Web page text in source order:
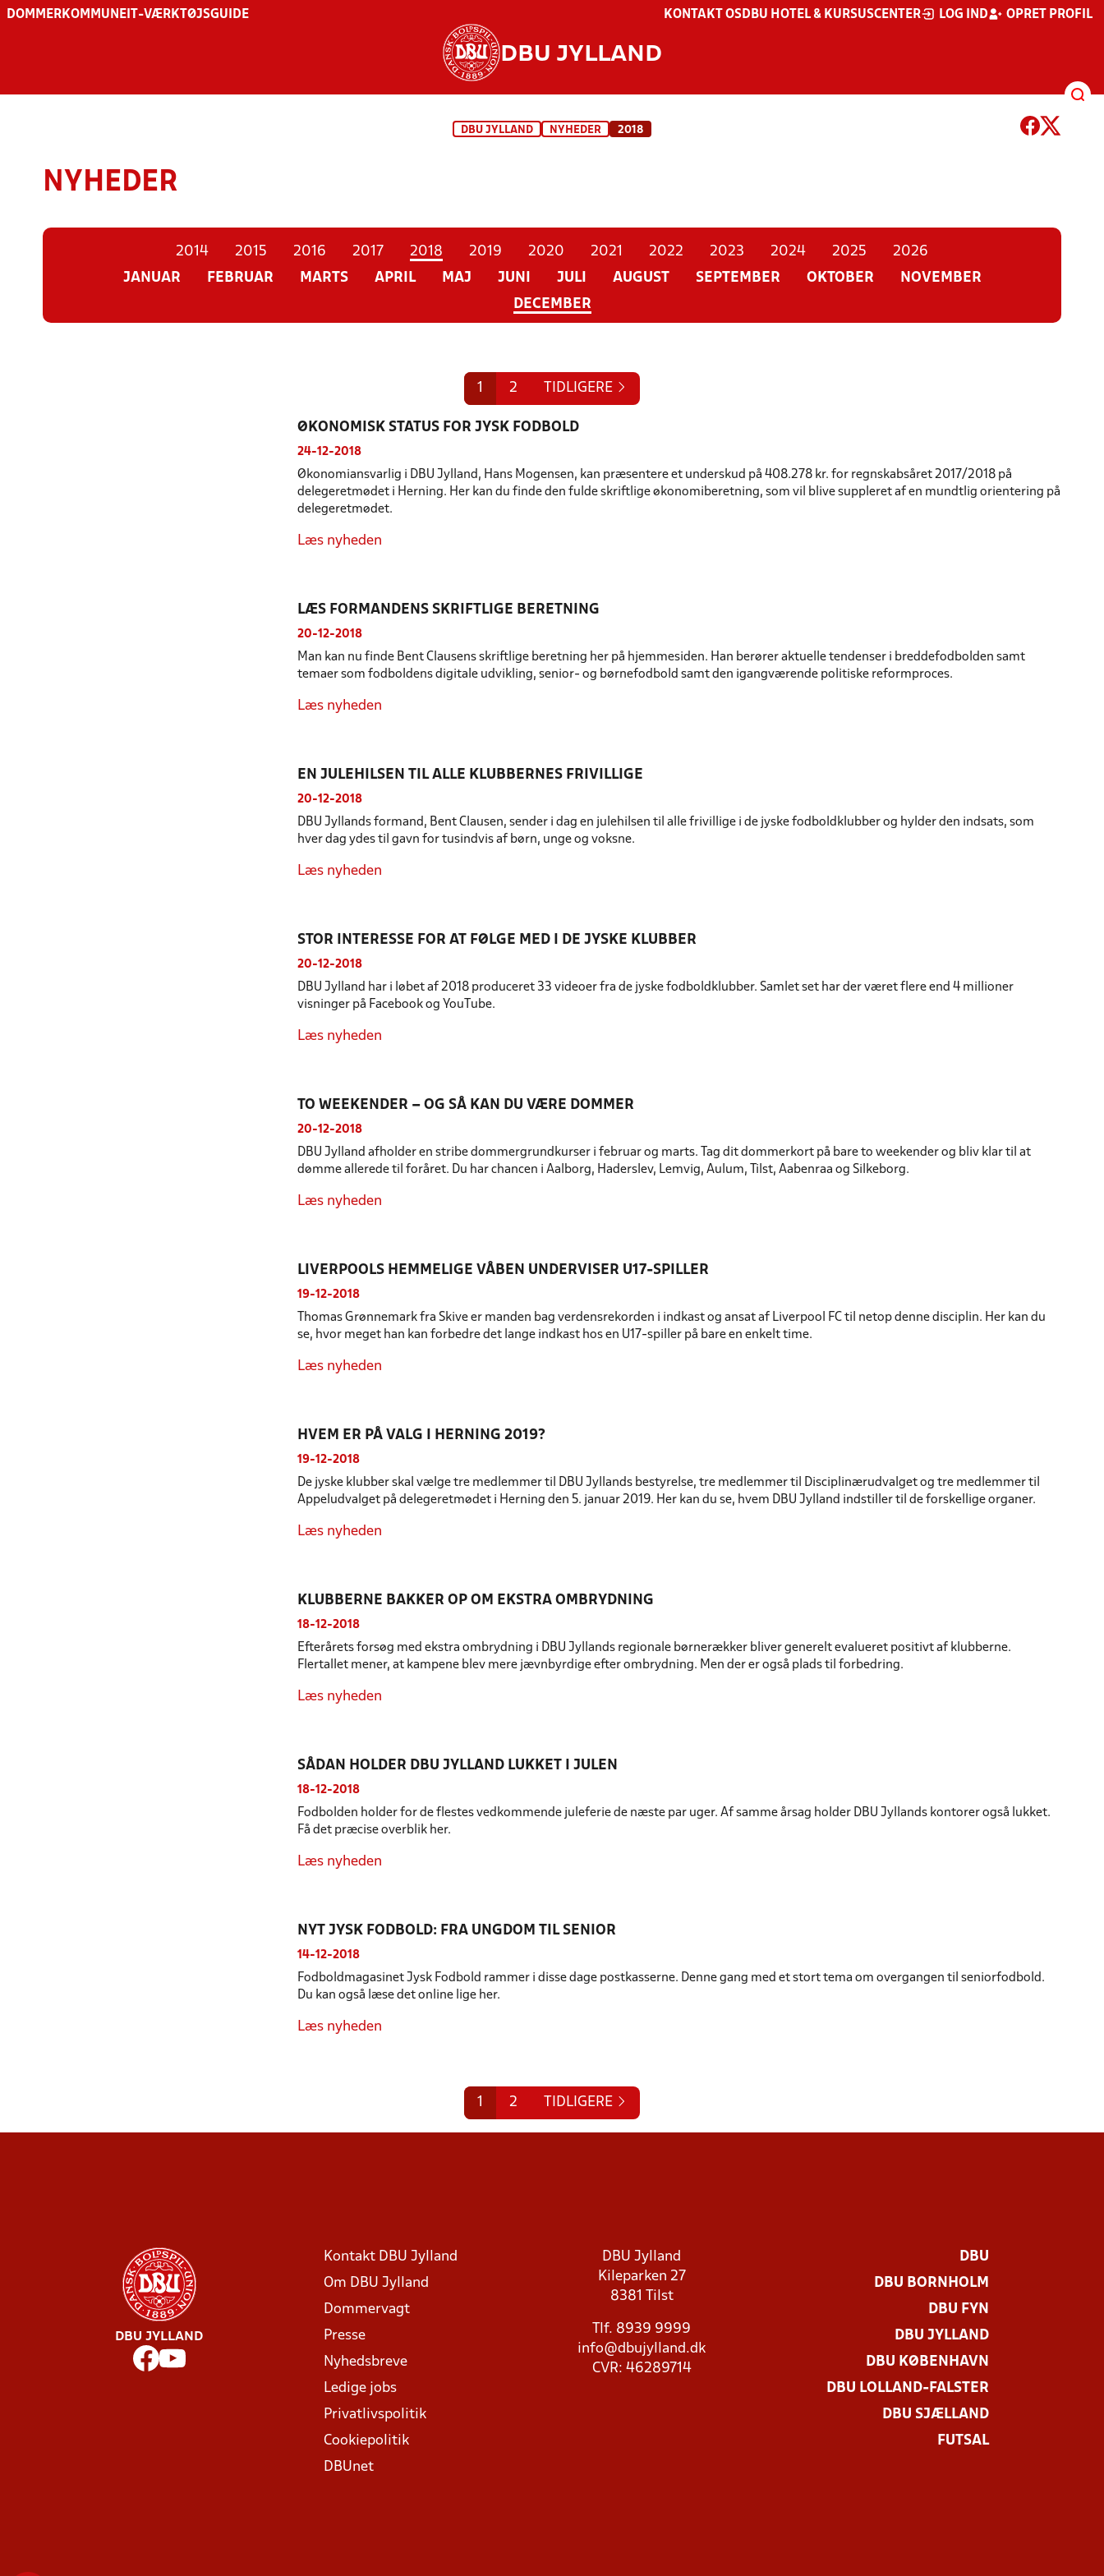
DOMMER KOMMUNE IT-VÆRKTØJSGUIDE KONTAKT OS DBU HOTEL & KURSUSCENTER LOG IND OPRET PROFIL
DBU JYLLAND
DBU JYLLAND NYHEDER 2018
NYHEDER
2014 2015 2016 2017 2018 2019 2020 2021 2022 2023 2024 2025
2026
JANUAR
FEBRUAR MARTS APRIL MAJ JUNI JULI AUGUST SEPTEMBER OKTOBER
NOVEMBER
DECEMBER
1 2 TIDLIGERE
ØKONOMISK STATUS FOR JYSK FODBOLD
24-12-2018
Økonomiansvarlig i DBU Jylland, Hans Mogensen, kan præsentere et underskud på 408.278 kr. for regnskabsåret 2017/2018 på
delegeretmødet i Herning. Her kan du finde den fulde skriftlige økonomiberetning, som vil blive suppleret af en mundtlig orientering på
delegeretmødet.
Læs nyheden
LÆS FORMANDENS SKRIFTLIGE BERETNING
20-12-2018
Man kan nu finde Bent Clausens skriftlige beretning her på hjemmesiden. Han berører aktuelle tendenser i breddefodbolden samt
temaer som fodboldens digitale udvikling, senior- og børnefodbold samt den igangværende politiske reformproces.
Læs nyheden
EN JULEHILSEN TIL ALLE KLUBBERNES FRIVILLIGE
20-12-2018
DBU Jyllands formand, Bent Clausen, sender i dag en julehilsen til alle frivillige i de jyske fodboldklubber og hylder den indsats, som
hver dag ydes til gavn for tusindvis af børn, unge og voksne.
Læs nyheden
STOR INTERESSE FOR AT FØLGE MED I DE JYSKE KLUBBER
20-12-2018
DBU Jylland har i løbet af 2018 produceret 33 videoer fra de jyske fodboldklubber. Samlet set har der været flere end 4 millioner
visninger på Facebook og YouTube.
Læs nyheden
TO WEEKENDER – OG SÅ KAN DU VÆRE DOMMER
20-12-2018
DBU Jylland afholder en stribe dommergrundkurser i februar og marts. Tag dit dommerkort på bare to weekender og bliv klar til at
dømme allerede til foråret. Du har chancen i Aalborg, Haderslev, Lemvig, Aulum, Tilst, Aabenraa og Silkeborg.
Læs nyheden
LIVERPOOLS HEMMELIGE VÅBEN UNDERVISER U17-SPILLER
19-12-2018
Thomas Grønnemark fra Skive er manden bag verdensrekorden i indkast og ansat af Liverpool FC til netop denne disciplin. Her kan du
se, hvor meget han kan forbedre det lange indkast hos en U17-spiller på bare en enkelt time.
Læs nyheden
HVEM ER PÅ VALG I HERNING 2019?
19-12-2018
De jyske klubber skal vælge tre medlemmer til DBU Jyllands bestyrelse, tre medlemmer til Disciplinærudvalget og tre medlemmer til
Appeludvalget på delegeretmødet i Herning den 5. januar 2019. Her kan du se, hvem DBU Jylland indstiller til de forskellige organer.
Læs nyheden
KLUBBERNE BAKKER OP OM EKSTRA OMBRYDNING
18-12-2018
Efterårets forsøg med ekstra ombrydning i DBU Jyllands regionale børnerækker bliver generelt evalueret positivt af klubberne.
Flertallet mener, at kampene blev mere jævnbyrdige efter ombrydning. Men der er også plads til forbedring.
Læs nyheden
SÅDAN HOLDER DBU JYLLAND LUKKET I JULEN
18-12-2018
Fodbolden holder for de flestes vedkommende juleferie de næste par uger. Af samme årsag holder DBU Jyllands kontorer også lukket.
Få det præcise overblik her.
Læs nyheden
NYT JYSK FODBOLD: FRA UNGDOM TIL SENIOR
14-12-2018
Fodboldmagasinet Jysk Fodbold rammer i disse dage postkasserne. Denne gang med et stort tema om overgangen til seniorfodbold.
Du kan også læse det online lige her.
Læs nyheden
1 2 TIDLIGERE
DBU JYLLAND
Kontakt DBU Jylland
Om DBU Jylland
Dommervagt
Presse
Nyhedsbreve
Ledige jobs
Privatlivspolitik
Cookiepolitik
DBUnet
DBU Jylland
Kileparken 27
8381 Tilst
Tlf. 8939 9999
info@dbujylland.dk
CVR: 46289714
DBU
DBU BORNHOLM
DBU FYN
DBU JYLLAND
DBU KØBENHAVN
DBU LOLLAND-FALSTER
DBU SJÆLLAND
FUTSAL